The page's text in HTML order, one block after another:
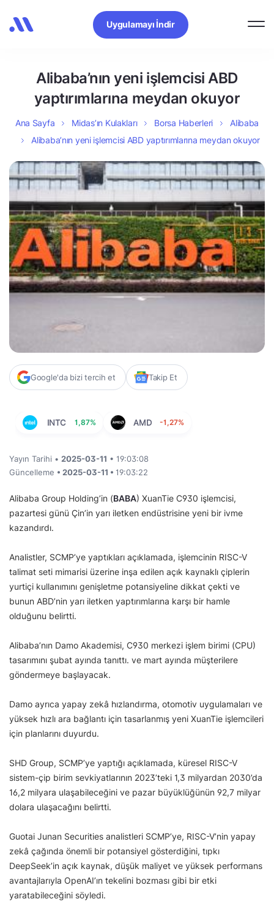
Uygulamayı İndir
Alibaba’nın yeni işlemcisi ABD
yaptırımlarına meydan okuyor
Ana Sayfa Midas’ın Kulakları Borsa Haberleri
Alibaba
Alibaba’nın yeni işlemcisi ABD yaptırımlarına meydan okuyor
Google'da bizi tercih et Takip Et
INTC 1,87% AMD -1,27%
Yayın Tarihi • 2025-03-11 • 19:03:08
Güncelleme • 2025-03-11 • 19:03:22
Alibaba Group Holding’in (BABA) XuanTie C930 işlemcisi,
pazartesi günü Çin’in yarı iletken endüstrisine yeni bir ivme
kazandırdı.
Analistler, SCMP’ye yaptıkları açıklamada, işlemcinin RISC-V
talimat seti mimarisi üzerine inşa edilen açık kaynaklı çiplerin
yurtiçi kullanımını genişletme potansiyeline dikkat çekti ve
bunun ABD’nin yarı iletken yaptırımlarına karşı bir hamle
olduğunu belirtti.
Alibaba’nın Damo Akademisi, C930 merkezi işlem birimi (CPU)
tasarımını şubat ayında tanıttı. ve mart ayında müşterilere
göndermeye başlayacak.
Damo ayrıca yapay zekâ hızlandırma, otomotiv uygulamaları ve
yüksek hızlı ara bağlantı için tasarlanmış yeni XuanTie işlemcileri
için planlarını duyurdu.
SHD Group, SCMP’ye yaptığı açıklamada, küresel RISC-V
sistem-çip birim sevkiyatlarının 2023’teki 1,3 milyardan 2030’da
16,2 milyara ulaşabileceğini ve pazar büyüklüğünün 92,7 milyar
dolara ulaşacağını belirtti.
Guotai Junan Securities analistleri SCMP’ye, RISC-V’nin yapay
zekâ çağında önemli bir potansiyel gösterdiğini, tıpkı
DeepSeek’in açık kaynak, düşük maliyet ve yüksek performans
avantajlarıyla OpenAI’ın tekelini bozması gibi bir etki
yaratabileceğini söyledi.